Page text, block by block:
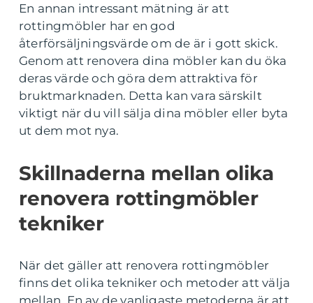
En annan intressant mätning är att
rottingmöbler har en god
återförsäljningsvärde om de är i gott skick.
Genom att renovera dina möbler kan du öka
deras värde och göra dem attraktiva för
bruktmarknaden. Detta kan vara särskilt
viktigt när du vill sälja dina möbler eller byta
ut dem mot nya.
Skillnaderna mellan olika
renovera rottingmöbler
tekniker
När det gäller att renovera rottingmöbler
finns det olika tekniker och metoder att välja
mellan. En av de vanligaste metoderna är att